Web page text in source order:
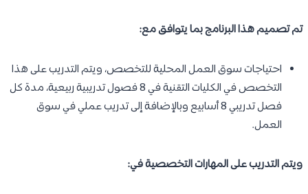
تم تصميم هذا البرنامج بما يتوافق مع:
احتياجات سوق العمل المحلية للتخصص، ويتم التدريب على هذا
التخصص في الكليات التقنية في 8 فصول تدريبية ربيعية، مدة كل
فصل تدريبي 8 أسابيع وبالإضافة إلى تدريب عملي في سوق
العمل.
ويتم التدريب على المهارات التخصصية في: